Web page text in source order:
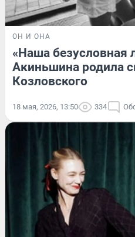
ОН И ОНА
«Наша безусловная
Акиньшина родила
Козловского
18 мая, 2026, 13:50 334